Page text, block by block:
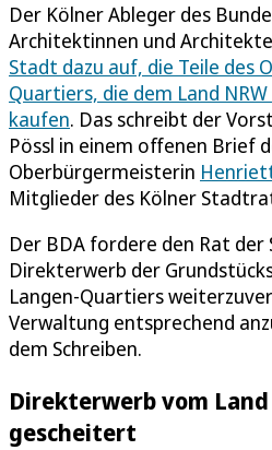
Der Kölner Ableger des
Architektinnen und
Stadt dazu auf, die Teile des
Quartiers, die dem Land
kaufen. Das schreibt der
Pössl in einem offenen Brief
Oberbürgermeisterin
Mitglieder des Kölner
Der BDA fordere den Rat der
Direkterwerb der
Langen-Quartiers
Verwaltung entsprechend
dem Schreiben.
Direkterwerb vom
gescheitert